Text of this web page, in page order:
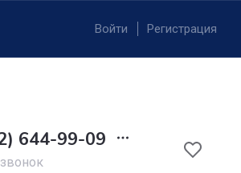
Войти Регистрация
644-99-09